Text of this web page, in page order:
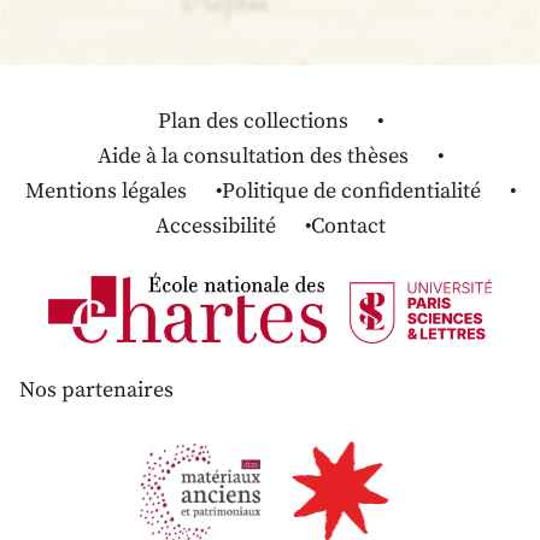
Plan des collections
Aide à la consultation des thèses
Mentions légales
Politique de confidentialité
Accessibilité
Contact
Nos partenaires